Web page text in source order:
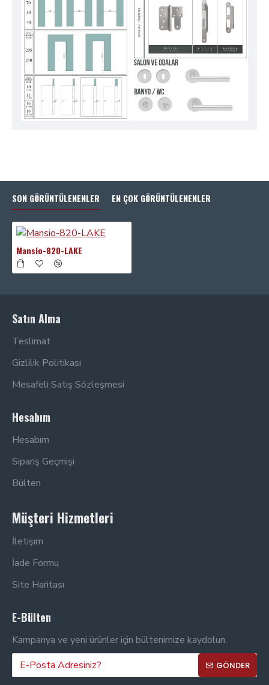
SON GÖRÜNTÜLENENLER EN ÇOK GÖRÜNTÜLENENLER
Mansio-820-LAKE
Satın Alma
Teslimat
Gizlilik Politikası
Mesafeli Satış Sözleşmesi
Hesabım
Hesabım
Sipariş Geçmişi
Bülten
Müşteri Hizmetleri
İletişim
İade Formu
Site Haritası
E-Bülten
Kampanya ve yeni ürünler için bültenimize kaydolun.
GÖNDER